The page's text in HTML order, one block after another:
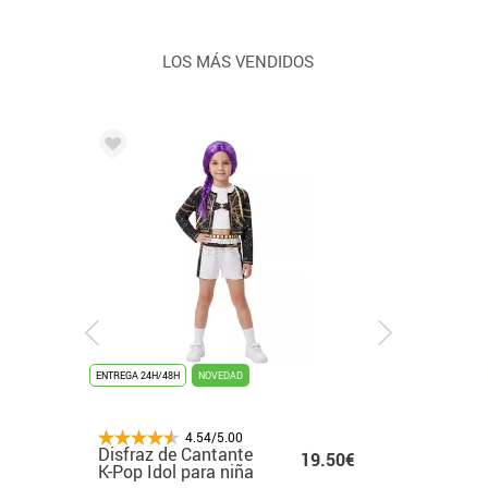
para 16.99€ Disfraz de Tiburón
Asesino para niño
LOS MÁS VENDIDOS
ENTREGA 24H/48H NOVEDAD
4.54/5.00
Disfraz de Cantante
K-Pop Idol para niña 19.50€
ENTREGA
K-Pop
ENTREGA 24H/48H
Disfraz de Thor
Clásico para niño